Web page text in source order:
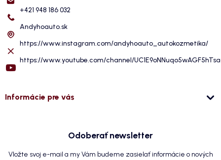
+421 948 186 032
Andyhoauto.sk
https://www.instagram.com/andyhoauto_autokozmetika/
https://www.youtube.com/channel/
Informácie pre vás
Odoberať newsletter
Vložte svoj e-mail a my Vám budeme zasielať informácie o nových